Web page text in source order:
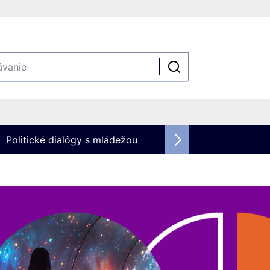
Politické dialógy s mládežou